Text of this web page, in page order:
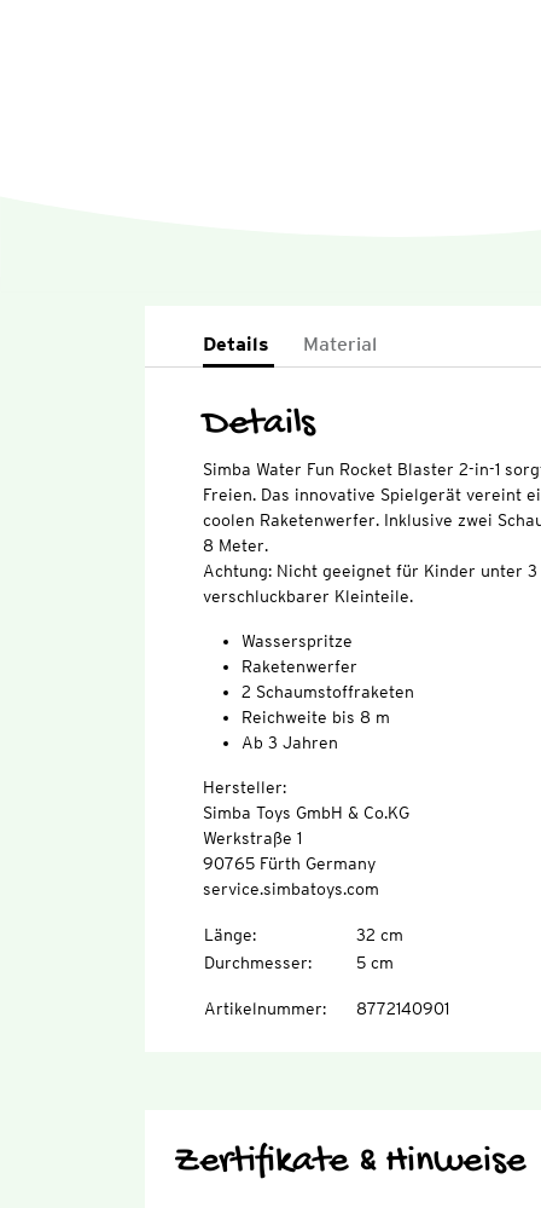
Details Material
Details
Simba Water Fun Rocket Blaster 2-in-1
Freien. Das innovative Spielgerät vereint
coolen Raketenwerfer. Inklusive zwei
8 Meter.
Achtung: Nicht geeignet für Kinder unter
verschluckbarer Kleinteile.
Wasserspritze
Raketenwerfer
2 Schaumstoffraketen
Reichweite bis 8 m
Ab 3 Jahren
Hersteller:
Simba Toys GmbH & Co.KG
Werkstraße 1
90765 Fürth Germany
service.simbatoys.com
Länge:
32 cm
Durchmesser: 5 cm
Artikelnummer: 8772140901
Zertifikate & Hinweise